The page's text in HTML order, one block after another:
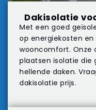
Dakisolatie
Met een goed
op energiekosten
wooncomfort. Onze
plaatsen isolatie die
hellende daken.
dakisolatie prijs.